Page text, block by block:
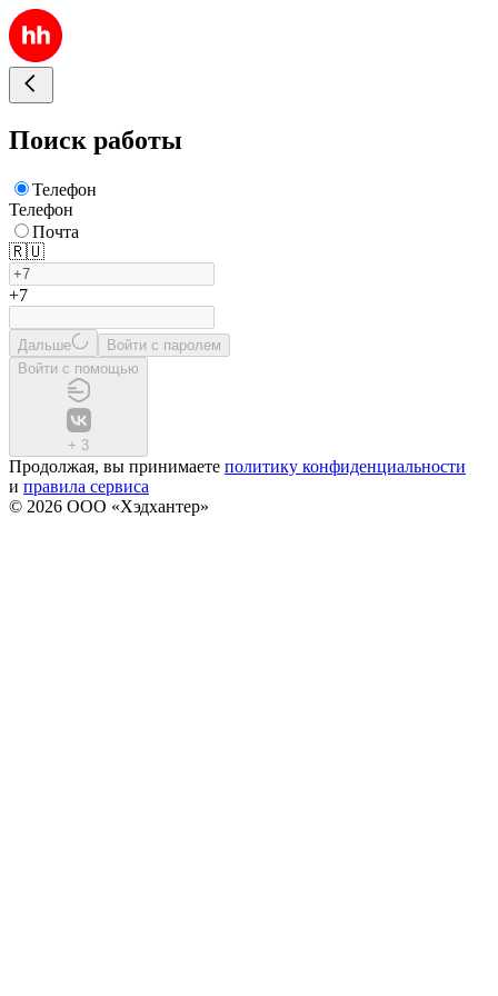
Поиск работы
Телефон
Телефон
Почта
🇷🇺
+7
Дальше
Войти с паролем
Войти с помощью
+ 3
Продолжая, вы принимаете политику конфиденциальности
и правила сервиса
© 2026 ООО «Хэдхантер»